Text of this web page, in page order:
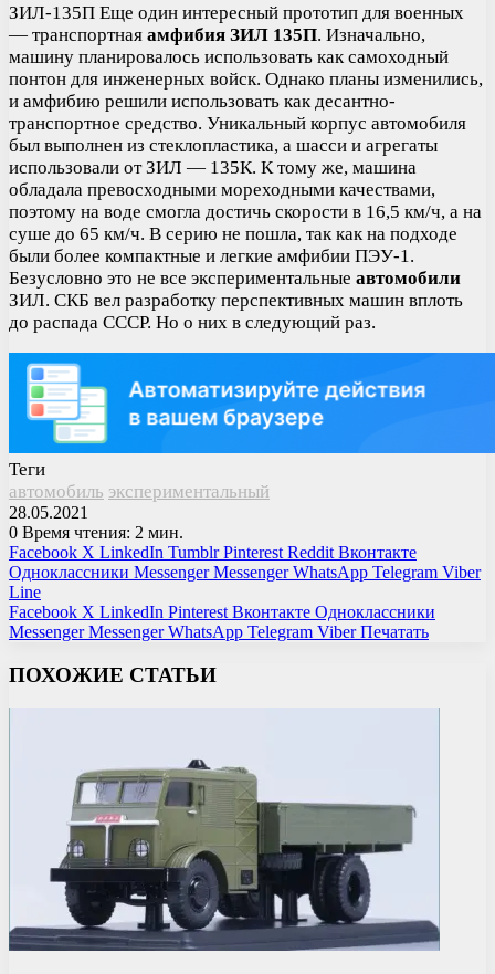
ЗИЛ-135П Еще один интересный прототип для военных
— транспортная амфибия ЗИЛ 135П. Изначально,
машину планировалось использовать как самоходный
понтон для инженерных войск. Однако планы изменились,
и амфибию решили использовать как десантно-
транспортное средство. Уникальный корпус автомобиля
был выполнен из стеклопластика, а шасси и агрегаты
использовали от ЗИЛ — 135К. К тому же, машина
обладала превосходными мореходными качествами,
поэтому на воде смогла достичь скорости в 16,5 км/ч, а на
суше до 65 км/ч. В серию не пошла, так как на подходе
были более компактные и легкие амфибии ПЭУ-1.
Безусловно это не все экспериментальные автомобили
ЗИЛ. СКБ вел разработку перспективных машин вплоть
до распада СССР. Но о них в следующий раз.
Теги
автомобиль экспериментальный
28.05.2021
0 Время чтения: 2 мин.
Facebook X LinkedIn Tumblr Pinterest Reddit Вконтакте
Одноклассники Messenger Messenger WhatsApp Telegram Viber
Line
Facebook X LinkedIn Pinterest Вконтакте Одноклассники
Messenger Messenger WhatsApp Telegram Viber Печатать
ПОХОЖИЕ СТАТЬИ